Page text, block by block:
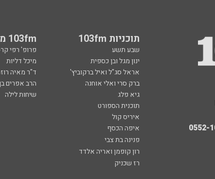
תוכניות 103fm 103fm מייעצים
שבע תשע פרופ' רפי
ינון מגל ובן כספית
מיכל דליות
אראל סג"ל ואיל ברקוביץ'
ד"ר מאיה
ברק סרי ואלי אוחנה
הרב אפרים
גיא פלג
שיחות לילה
תוכנית הספורט
איריס קול
איפה הכסף
פנינה בת צבי
רון קופמן ואריה אלדד
רז שכניק